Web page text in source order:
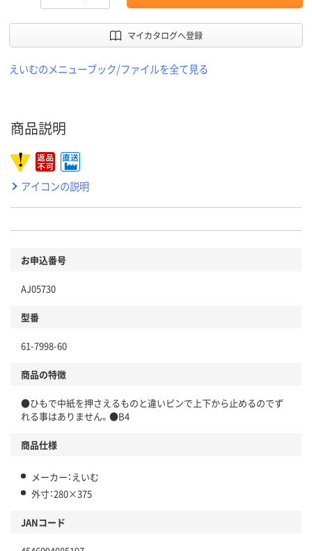
マイカタログへ登録
えいむのメニューブック/ファイルを全て見る
商品説明
アイコンの説明
お申込番号
AJ05730
型番
61-7998-60
商品の特徴
●ひもで中紙を押さえるものと違いピンで上下から止めるのでず
れる事はありません。●B4
商品仕様
メーカー：えいむ
外寸：280×375
JANコード